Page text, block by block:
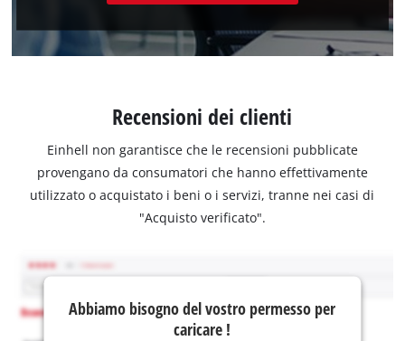
Recensioni dei clienti
Einhell non garantisce che le recensioni pubblicate
provengano da consumatori che hanno effettivamente
utilizzato o acquistato i beni o i servizi, tranne nei casi di
"Acquisto verificato".
Abbiamo bisogno del vostro permesso per
caricare !